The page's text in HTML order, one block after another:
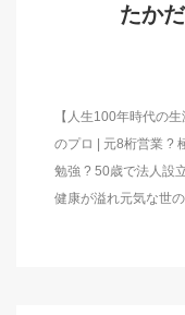
たか
【人生100年時代の
のプロ | 元8桁営業 ?
勉強 ? 50歳で法人設
健康が溢れ元気な世